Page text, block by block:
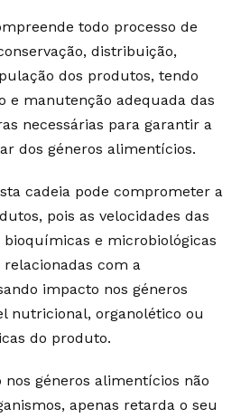
todo processo de
distribuição,
dos produtos, tendo
e manutenção adequada das
necessárias para garantir a
dos géneros alimentícios.
cadeia pode comprometer a
pois as velocidades das
e microbiológicas
com a
impacto nos géneros
nutricional, organolético ou
do produto.
nos géneros alimentícios não
apenas retarda o seu